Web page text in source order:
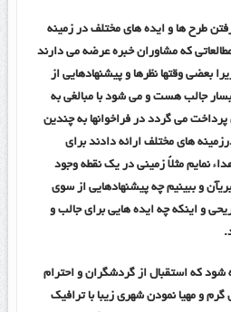
طرح ها و ایده های مختلف در زمینه
که مشاوران خبره عرضه می دارند
بعضی وقتها نظرها و پیشنهادهایی از
جالب هست و می شود با مبالغی به
می گردد در فراخوانها به چندین
های مختلف ارائه دادند برای
نمایم مثلاً زمینی در یک نقطه وجود
و ببینیم چه پیشنهادهایی از سوی
و اینکه چه ایده هایی برای جالب و
شود که استقبال از گردشگران و احترام
گرم و مهیا نمودن شهری زیبا با ترافیک